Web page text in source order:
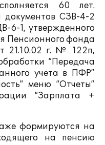
60 лет.
документов СЗВ-4-2
6-1, утвержденного
Пенсионного фонда
21.10.02 г. № 122п,
“Передача
учета в ПФР”
меню “Отчеты”
“Зарплата +
формируются на
на пенсию